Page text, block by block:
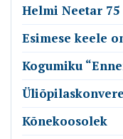
Helmi Neetar 75
Esimese keele
Kogumiku
Kõnekoosolek